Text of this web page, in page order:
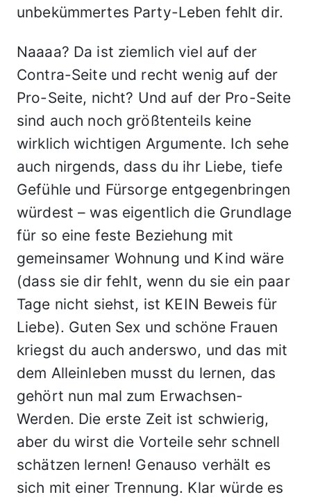
unbekümmertes Party-Leben fehlt dir.
Naaaa? Da ist ziemlich viel auf der
Contra-Seite und recht wenig auf der
Pro-Seite, nicht? Und auf der Pro-Seite
sind auch noch größtenteils keine
wirklich wichtigen Argumente. Ich sehe
auch nirgends, dass du ihr Liebe, tiefe
Gefühle und Fürsorge entgegenbringen
würdest – was eigentlich die Grundlage
für so eine feste Beziehung mit
gemeinsamer Wohnung und Kind wäre
(dass sie dir fehlt, wenn du sie ein paar
Tage nicht siehst, ist KEIN Beweis für
Liebe). Guten Sex und schöne Frauen
kriegst du auch anderswo, und das mit
dem Alleinleben musst du lernen, das
gehört nun mal zum Erwachsen-
Werden. Die erste Zeit ist schwierig,
aber du wirst die Vorteile sehr schnell
schätzen lernen! Genauso verhält es
sich mit einer Trennung. Klar würde es